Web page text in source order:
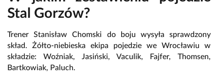
Stal Gorzów?
Trener Stanisław Chomski do boju wysyła sprawdzony
skład. Żółto-niebieska ekipa pojedzie we Wrocławiu w
składzie: Woźniak, Jasiński, Vaculik, Fajfer, Thomsen,
Bartkowiak, Paluch.